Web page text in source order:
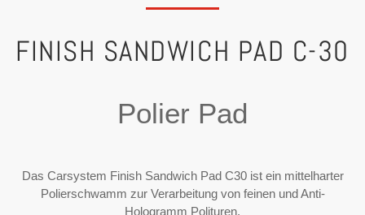
FINISH SANDWICH PAD C-30
Polier Pad
Das Carsystem Finish Sandwich Pad C30 ist ein mittelharter
Polierschwamm zur Verarbeitung von feinen und Anti-
Hologramm Polituren.